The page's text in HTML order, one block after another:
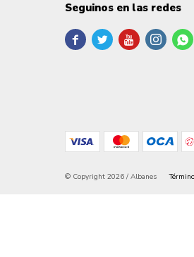
Seguinos en las redes
    
© Copyright 2026 / Albanes